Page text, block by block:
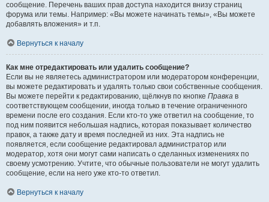
сообщение. Перечень ваших прав доступа находится внизу страниц
форума или темы. Например: «Вы можете начинать темы», «Вы можете
добавлять вложения» и т.п.
Вернуться к началу
Как мне отредактировать или удалить сообщение?
Если вы не являетесь администратором или модератором конференции,
вы можете редактировать и удалять только свои собственные сообщения.
Вы можете перейти к редактированию, щёлкнув по кнопке Правка в
соответствующем сообщении, иногда только в течение ограниченного
времени после его создания. Если кто-то уже ответил на сообщение, то
под ним появится небольшая надпись, которая показывает количество
правок, а также дату и время последней из них. Эта надпись не
появляется, если сообщение редактировал администратор или
модератор, хотя они могут сами написать о сделанных изменениях по
своему усмотрению. Учтите, что обычные пользователи не могут удалить
сообщение, если на него уже кто-то ответил.
Вернуться к началу